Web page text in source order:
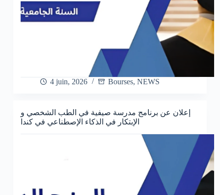
4 juin, 2026 Bourses, NEWS
إعلان عن برنامج مدرسة صيفية في الطب الشخصي و
الإبتكار في الذكاء الإصطناعي في كندا